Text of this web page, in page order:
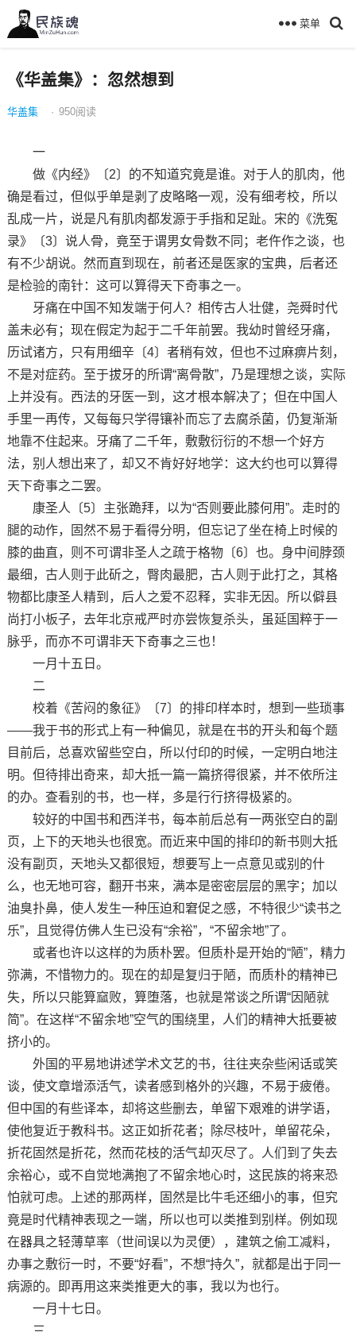
菜单
《华盖集》：忽然想到
华盖集 · 950阅读
一
做《内经》〔2〕的不知道究竟是谁。对于人的肌肉，他
确是看过，但似乎单是剥了皮略略一观，没有细考校，所以
乱成一片，说是凡有肌肉都发源于手指和足趾。宋的《洗冤
录》〔3〕说人骨，竟至于谓男女骨数不同；老仵作之谈，也
有不少胡说。然而直到现在，前者还是医家的宝典，后者还
是检验的南针：这可以算得天下奇事之一。
牙痛在中国不知发端于何人？相传古人壮健，尧舜时代
盖未必有；现在假定为起于二千年前罢。我幼时曾经牙痛，
历试诸方，只有用细辛〔4〕者稍有效，但也不过麻痹片刻，
不是对症药。至于拔牙的所谓“离骨散”，乃是理想之谈，实际
上并没有。西法的牙医一到，这才根本解决了；但在中国人
手里一再传，又每每只学得镶补而忘了去腐杀菌，仍复渐渐
地靠不住起来。牙痛了二千年，敷敷衍衍的不想一个好方
法，别人想出来了，却又不肯好好地学：这大约也可以算得
天下奇事之二罢。
康圣人〔5〕主张跪拜，以为“否则要此膝何用”。走时的
腿的动作，固然不易于看得分明，但忘记了坐在椅上时候的
膝的曲直，则不可谓非圣人之疏于格物〔6〕也。身中间脖颈
最细，古人则于此斫之，臀肉最肥，古人则于此打之，其格
物都比康圣人精到，后人之爱不忍释，实非无因。所以僻县
尚打小板子，去年北京戒严时亦尝恢复杀头，虽延国粹于一
脉乎，而亦不可谓非天下奇事之三也！
一月十五日。
二
校着《苦闷的象征》〔7〕的排印样本时，想到一些琐事
——我于书的形式上有一种偏见，就是在书的开头和每个题
目前后，总喜欢留些空白，所以付印的时候，一定明白地注
明。但待排出奇来，却大抵一篇一篇挤得很紧，并不依所注
的办。查看别的书，也一样，多是行行挤得极紧的。
较好的中国书和西洋书，每本前后总有一两张空白的副
页，上下的天地头也很宽。而近来中国的排印的新书则大抵
没有副页，天地头又都很短，想要写上一点意见或别的什
么，也无地可容，翻开书来，满本是密密层层的黑字；加以
油臭扑鼻，使人发生一种压迫和窘促之感，不特很少“读书之
乐”，且觉得仿佛人生已没有“余裕”，“不留余地”了。
或者也许以这样的为质朴罢。但质朴是开始的“陋”，精力
弥满，不惜物力的。现在的却是复归于陋，而质朴的精神已
失，所以只能算窳败，算堕落，也就是常谈之所谓“因陋就
简”。在这样“不留余地”空气的围绕里，人们的精神大抵要被
挤小的。
外国的平易地讲述学术文艺的书，往往夹杂些闲话或笑
谈，使文章增添活气，读者感到格外的兴趣，不易于疲倦。
但中国的有些译本，却将这些删去，单留下艰难的讲学语，
使他复近于教科书。这正如折花者；除尽枝叶，单留花朵，
折花固然是折花，然而花枝的活气却灭尽了。人们到了失去
余裕心，或不自觉地满抱了不留余地心时，这民族的将来恐
怕就可虑。上述的那两样，固然是比牛毛还细小的事，但究
竟是时代精神表现之一端，所以也可以类推到别样。例如现
在器具之轻薄草率（世间误以为灵便），建筑之偷工减料，
办事之敷衍一时，不要“好看”，不想“持久”，就都是出于同一
病源的。即再用这来类推更大的事，我以为也行。
一月十七日。